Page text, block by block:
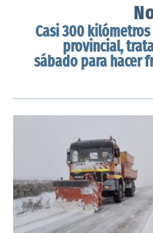
Casi 300 kilómetros
provincial,
sábado para hacer